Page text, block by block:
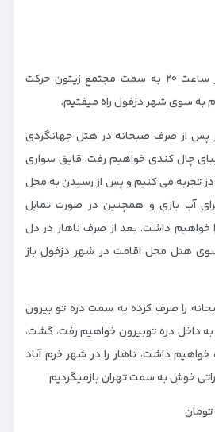
روز اول چهارشنبه ۹ مهر ساعت ۲۰ به سمت مجتمع زیتون حرکت
سوی شهر دزفول راه میفتیم.
پنجشنبه ۱۰ مهر پس از صرف صبحانه در هتل جهانگردی
چال کندی خواهیم رفت. قایق سواری
دز تجربه می کنیم و پس از رسیدن به محل
آب بازی و همچنین در صورت تمایل
خواهیم داشت. بعد از صرف ناهار در دل
هتل محل اقامت در شهر دزفول باز
۱۱ مهر صبحانه را صرف کرده به سمت دره تو بیرون
داخل دره توبیرون خواهیم رفت، گشت،
داشت، ناهار را در شهر خرم آباد
خوش به سمت تهران بازمیگردیم